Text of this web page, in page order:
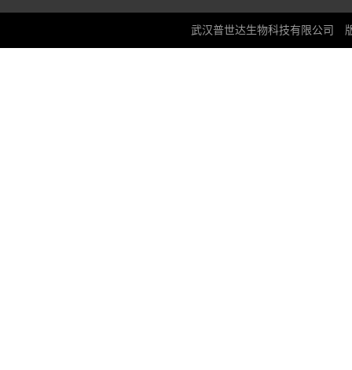
武汉普世达生物科技有限公司